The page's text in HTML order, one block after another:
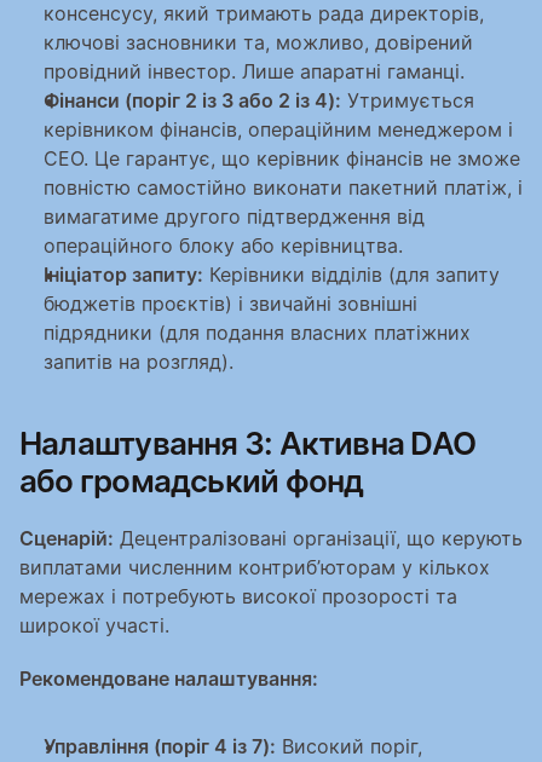
консенсусу, який тримають рада директорів,
ключові засновники та, можливо, довірений
провідний інвестор. Лише апаратні гаманці.
Фінанси (поріг 2 із 3 або 2 із 4): Утримується
керівником фінансів, операційним менеджером і
CEO. Це гарантує, що керівник фінансів не зможе
повністю самостійно виконати пакетний платіж, і
вимагатиме другого підтвердження від
операційного блоку або керівництва.
Ініціатор запиту: Керівники відділів (для запиту
бюджетів проєктів) і звичайні зовнішні
підрядники (для подання власних платіжних
запитів на розгляд).
Налаштування 3: Активна DAO
або громадський фонд
Сценарій: Децентралізовані організації, що керують
виплатами численним контриб’юторам у кількох
мережах і потребують високої прозорості та
широкої участі.
Рекомендоване налаштування:
Управління (поріг 4 із 7): Високий поріг,